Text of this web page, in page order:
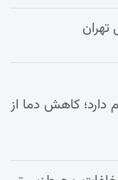
تهران
دارد؛ کاهش دما از